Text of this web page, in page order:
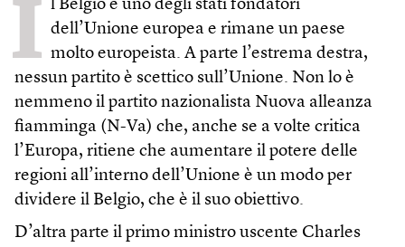
I l Belgio è uno degli stati fondatori
dell’Unione europea e rimane un paese
molto europeista. A parte l’estrema destra,
nessun partito è scettico sull’Unione. Non lo è
nemmeno il partito nazionalista Nuova alleanza
fiamminga (N-Va) che, anche se a volte critica
l’Europa, ritiene che aumentare il potere delle
regioni all’interno dell’Unione è un modo per
dividere il Belgio, che è il suo obiettivo.
D’altra parte il primo ministro uscente Charles